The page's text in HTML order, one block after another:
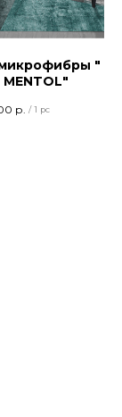
"
MENTOL"
р. / 1 pc